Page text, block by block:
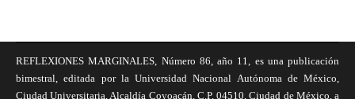
REFLEXIONES MARGINALES, Número 86, año 11, es una publicación
bimestral, editada por la Universidad Nacional Autónoma de México,
Ciudad Universitaria, Alcaldía Coyoacán, C.P. 04510, Ciudad de México, a